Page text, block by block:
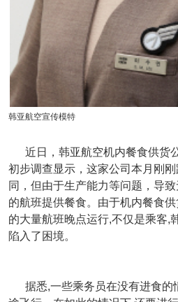
韩亚航空宣传模特
近日，韩亚航空机内餐食供货
初步调查显示，这家公司本月刚
同，但由于生产能力等问题，导
的航班提供餐食。由于机内餐食
的大量航班晚点运行,不仅是乘客,
陷入了困境。
据悉,一些乘务员在没有进食的